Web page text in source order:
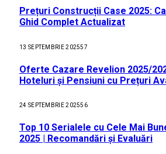
Prețuri Construcții Case 2025:
Ghid Complet Actualizat
13 SEPTEMBRIE 202557
Oferte Cazare Revelion 2025/
Hoteluri și Pensiuni cu Prețuri
24 SEPTEMBRIE 202556
Top 10 Serialele cu Cele Mai
2025 | Recomandări și Evaluări